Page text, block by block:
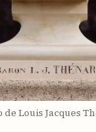
de Louis Jacques